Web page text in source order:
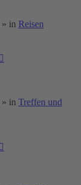
» in Reisen
» in Treffen und